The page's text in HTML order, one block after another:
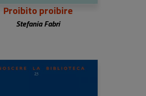
Proibito proibire
Stefania Fabri